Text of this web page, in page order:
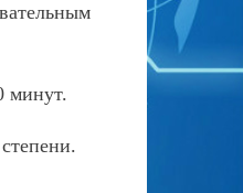
минут.